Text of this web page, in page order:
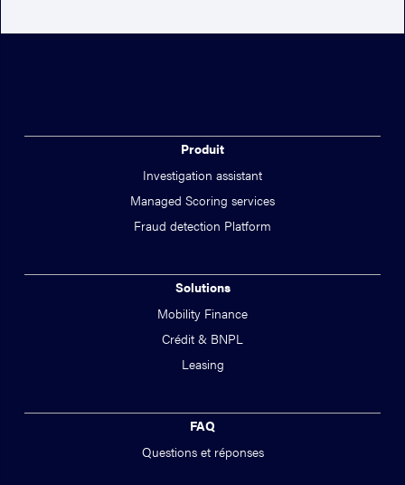
Produit
Investigation assistant
Managed Scoring services
Fraud detection Platform
Solutions
Mobility Finance
Crédit & BNPL
Leasing
FAQ
Questions et réponses